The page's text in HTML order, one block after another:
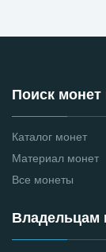
Поиск монет
Каталог монет
Материал монет
Все монеты
Владельцам